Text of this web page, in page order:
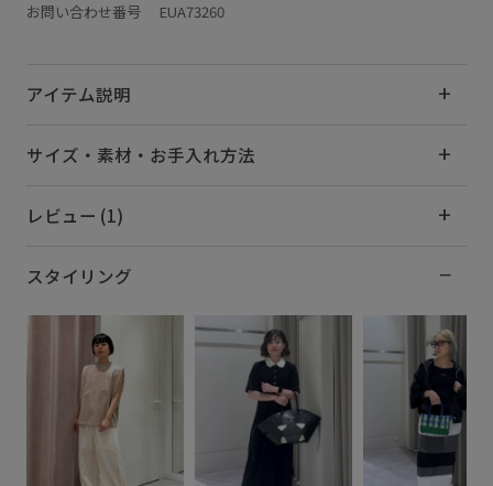
お問い合わせ番号 EUA73260
アイテム説明
サイズ・素材・お手入れ方法
レビュー (1)
スタイリング